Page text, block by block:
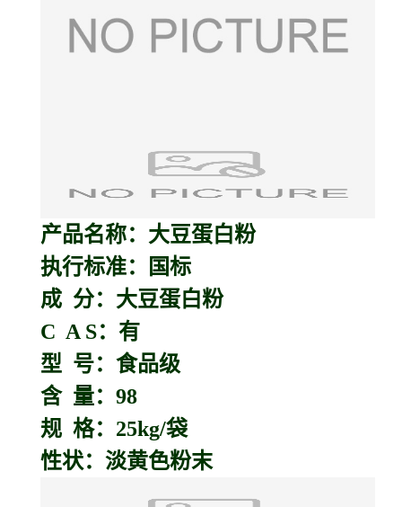
产品名称： 大豆蛋白粉
执行标准：国标
成 分：大豆蛋白粉
C A S：有
型 号：食品级
含 量：98
规 格：25kg/袋
性状：淡黄色粉末